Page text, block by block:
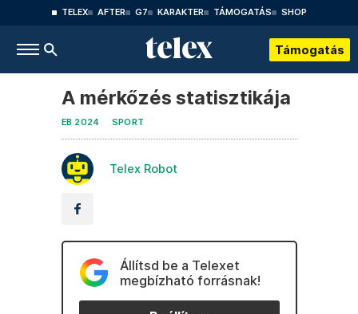
TELEX AFTER G7 KARAKTER TÁMOGATÁS SHOP
Támogatás
A mérkőzés statisztikája
EB 2024 SPORT
Telex Robot
Állítsd be a Telexet
megbízható forrásnak!